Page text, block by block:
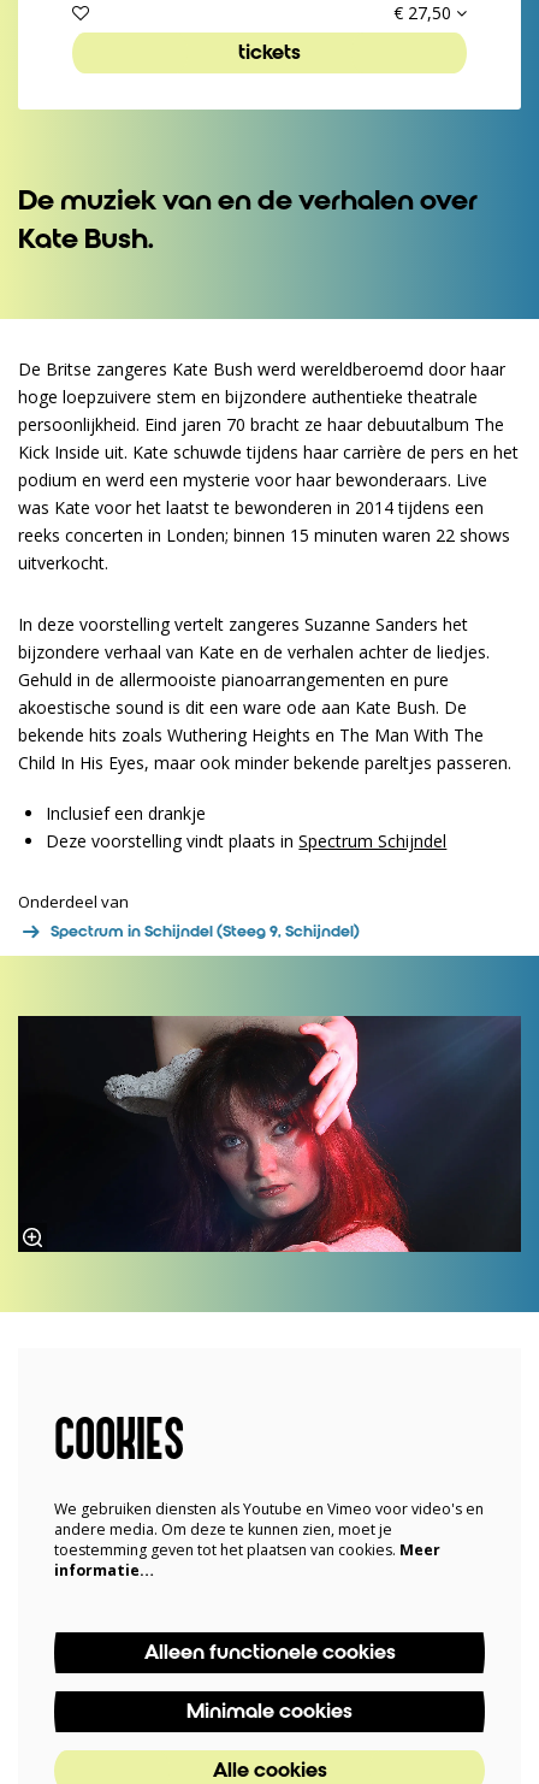
€ 27,50
tickets
De muziek van en de verhalen over
Kate Bush.
De Britse zangeres Kate Bush werd wereldberoemd door haar
hoge loepzuivere stem en bijzondere authentieke theatrale
persoonlijkheid. Eind jaren 70 bracht ze haar debuutalbum The
Kick Inside uit. Kate schuwde tijdens haar carrière de pers en het
podium en werd een mysterie voor haar bewonderaars. Live
was Kate voor het laatst te bewonderen in 2014 tijdens een
reeks concerten in Londen; binnen 15 minuten waren 22 shows
uitverkocht.
In deze voorstelling vertelt zangeres Suzanne Sanders het
bijzondere verhaal van Kate en de verhalen achter de liedjes.
Gehuld in de allermooiste pianoarrangementen en pure
akoestische sound is dit een ware ode aan Kate Bush. De
bekende hits zoals Wuthering Heights en The Man With The
Child In His Eyes, maar ook minder bekende pareltjes passeren.
Inclusief een drankje
Deze voorstelling vindt plaats inSpectrum Schijndel
Onderdeel van
Spectrum in Schijndel (Steeg 9, Schijndel)
COOKIES
We gebruiken diensten als Youtube en Vimeo voor video's en
andere media. Om deze te kunnen zien, moet je
toestemming geven tot het plaatsen van cookies. Meer
informatie…
Alleen functionele cookies
Minimale cookies
Alle cookies